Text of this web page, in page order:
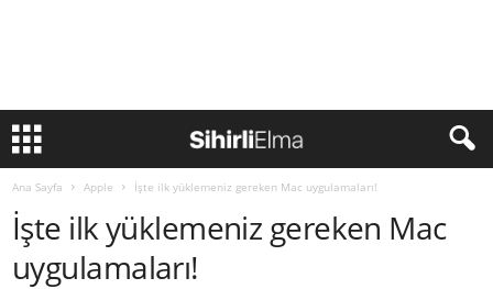
Ana Sayfa Apple İşte ilk yüklemeniz gereken Mac uygulamaları!
İşte ilk yüklemeniz gereken Mac
uygulamaları!